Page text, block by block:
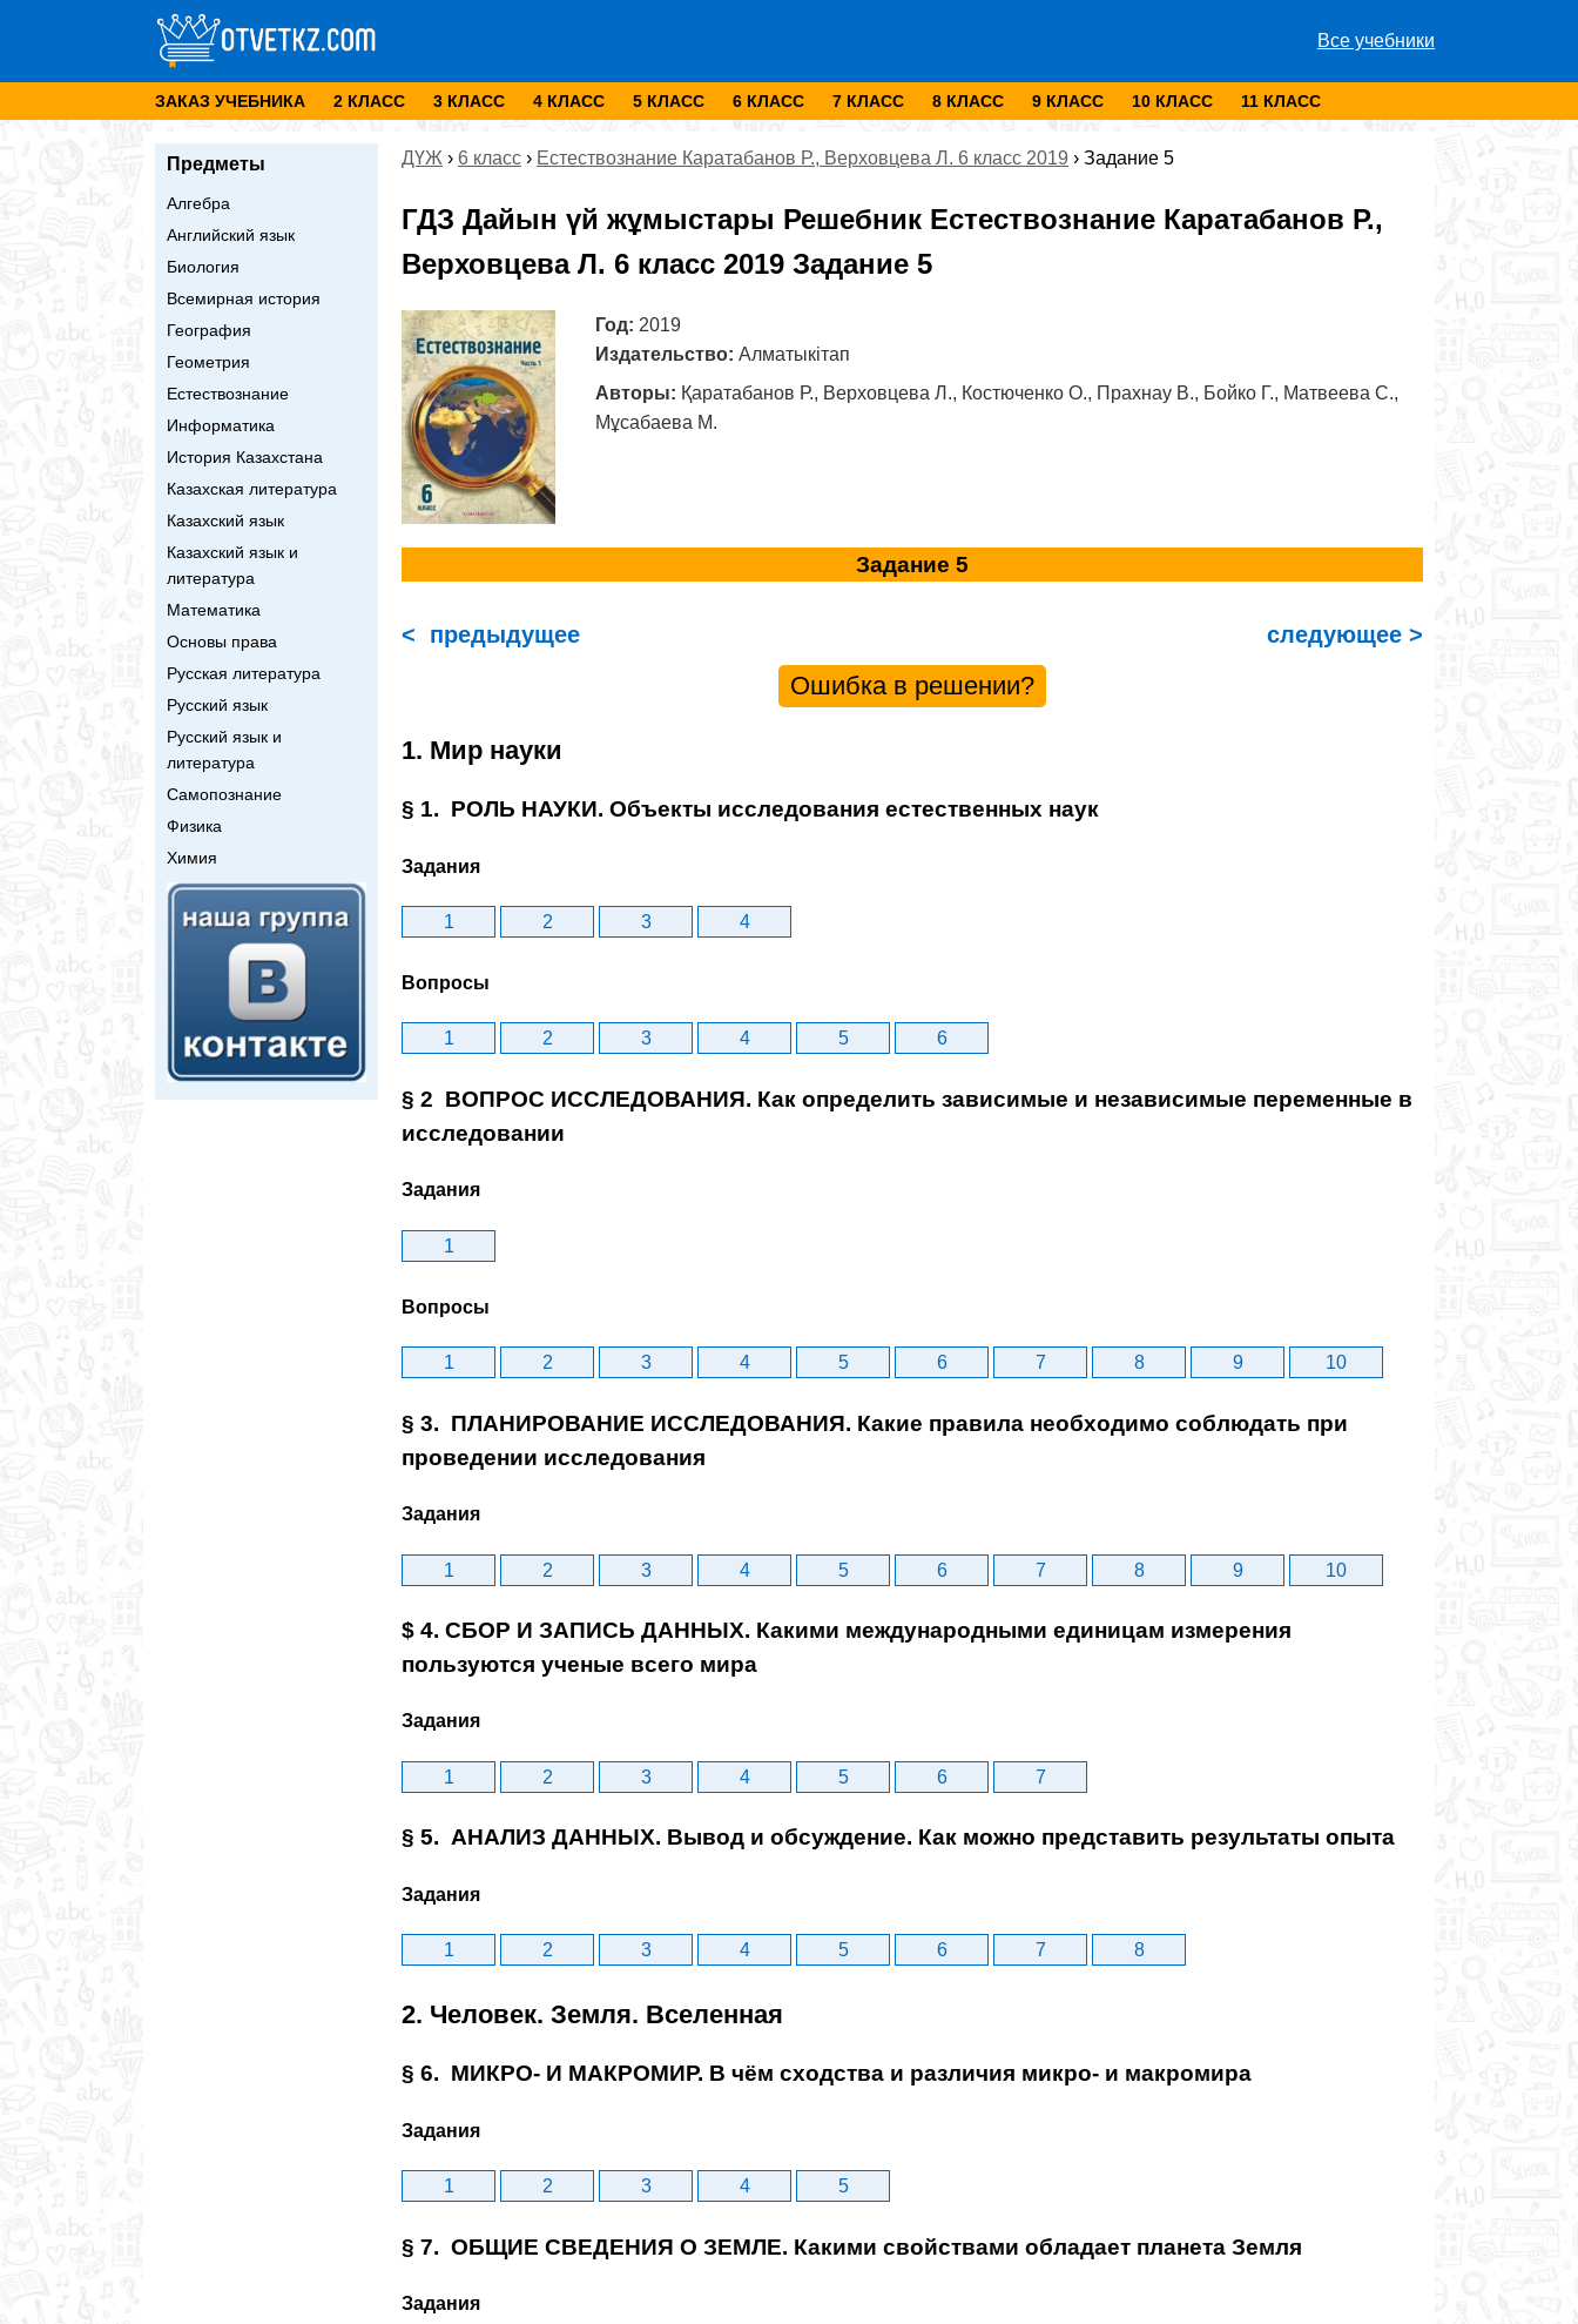
Все учебники
ЗАКАЗ УЧЕБНИКА 2 КЛАСС 3 КЛАСС 4 КЛАСС 5 КЛАСС 6 КЛАСС 7 КЛАСС 8 КЛАСС 9 КЛАСС 10 КЛАСС 11 КЛАСС
Предметы
Алгебра
Английский язык
Биология
Всемирная история
География
Геометрия
Естествознание
Информатика
История Казахстана
Казахская литература
Казахский язык
Казахский язык и
литература
Математика
Основы права
Русская литература
Русский язык
Русский язык и
литература
Самопознание
Физика
Химия
ДҮЖ › 6 класс › Естествознание Каратабанов Р., Верховцева Л. 6 класс 2019 › Задание 5
ГДЗ Дайын үй жұмыстары Решебник Естествознание Каратабанов Р.,
Верховцева Л. 6 класс 2019 Задание 5
Год: 2019
Издательство: Алматыкітап
Авторы: Қаратабанов Р., Верховцева Л., Костюченко О., Прахнау В., Бойко Г., Матвеева С.,
Мұсабаева М.
Задание 5
< предыдущее следующее >
Ошибка в решении?
1. Мир науки
§ 1. РОЛЬ НАУКИ. Объекты исследования естественных наук
Задания
1 2 3 4
Вопросы
1 2 3 4 5 6
§ 2 ВОПРОС ИССЛЕДОВАНИЯ. Как определить зависимые и независимые переменные в
исследовании
Задания
1
Вопросы
1 2 3 4 5 6 7 8 9 10
§ 3. ПЛАНИРОВАНИЕ ИССЛЕДОВАНИЯ. Какие правила необходимо соблюдать при
проведении исследования
Задания
1 2 3 4 5 6 7 8 9 10
$ 4. СБОР И ЗАПИСЬ ДАННЫХ. Какими международными единицам измерения
пользуются ученые всего мира
Задания
1 2 3 4 5 6 7
§ 5. АНАЛИЗ ДАННЫХ. Вывод и обсуждение. Как можно представить результаты опыта
Задания
1 2 3 4 5 6 7 8
2. Человек. Земля. Вселенная
§ 6. МИКРО- И МАКРОМИР. В чём сходства и различия микро- и макромира
Задания
1 2 3 4 5
§ 7. ОБЩИЕ СВЕДЕНИЯ О ЗЕМЛЕ. Какими свойствами обладает планета Земля
Задания